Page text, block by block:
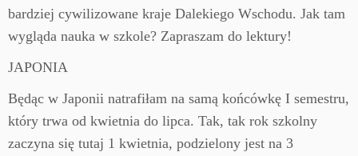
bardziej cywilizowane kraje Dalekiego Wschodu. Jak tam
wygląda nauka w szkole? Zapraszam do lektury!
JAPONIA
Będąc w Japonii natrafiłam na samą końcówkę I semestru,
który trwa od kwietnia do lipca. Tak, tak rok szkolny
zaczyna się tutaj 1 kwietnia, podzielony jest na 3